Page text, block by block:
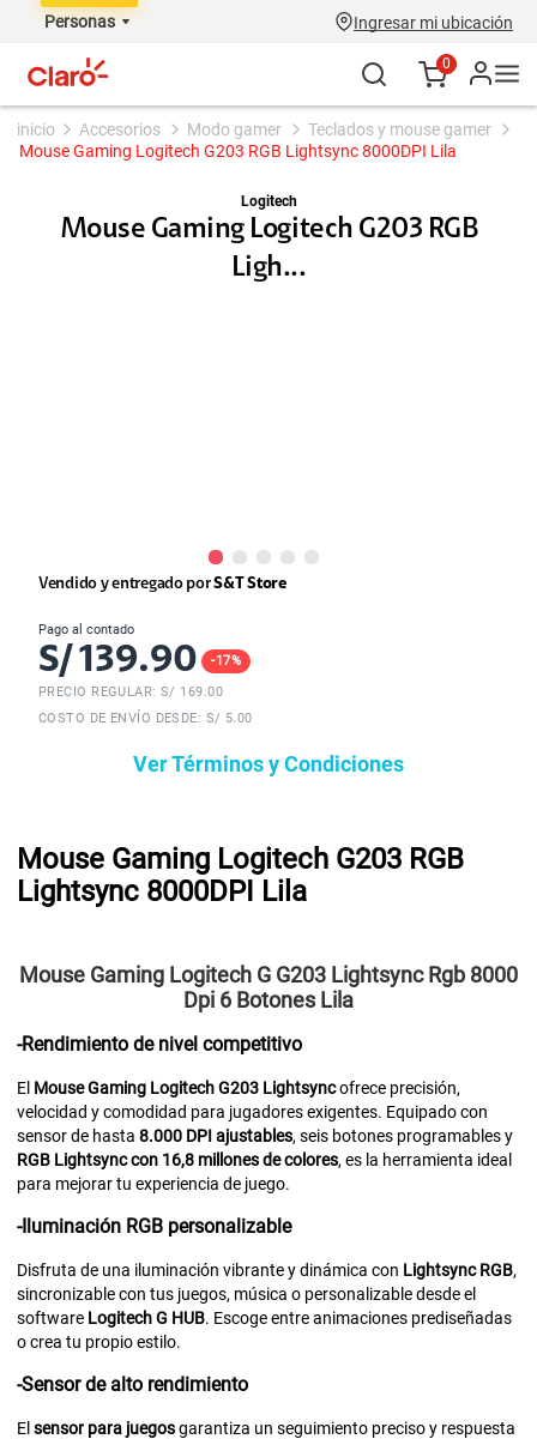
Personas Ingresar mi ubicación
0
accesorios modo gamer
teclados y mouse gamer
Mouse Gaming Logitech G203 RGB Lightsync 8000DPI Lila
Logitech
Mouse Gaming Logitech G203 RGB
Ligh...
Vendido y entregado porS&T Store
Pago al contado
S/139.90 -17%
PRECIO REGULAR: S/ 169.00
COSTO DE ENVÍO DESDE: S/ 5.00
Ver Términos y Condiciones
Mouse Gaming Logitech G203 RGB
Lightsync 8000DPI Lila
Mouse Gaming Logitech G G203 Lightsync Rgb 8000
Dpi 6 Botones Lila
-Rendimiento de nivel competitivo
El Mouse Gaming Logitech G203 Lightsyncofrece precisión,
velocidad y comodidad para jugadores exigentes. Equipado con
sensor de hasta 8.000 DPI ajustables, seis botones programables y
RGB Lightsync con 16,8 millones de colores, es la herramienta ideal
para mejorar tu experiencia de juego.
-Iluminación RGB personalizable
Disfruta de una iluminación vibrante y dinámica con Lightsync RGB,
sincronizable con tus juegos, música o personalizable desde el
software Logitech G HUB. Escoge entre animaciones prediseñadas
o crea tu propio estilo.
-Sensor de alto rendimiento
El sensor para juegosgarantiza un seguimiento preciso y respuesta